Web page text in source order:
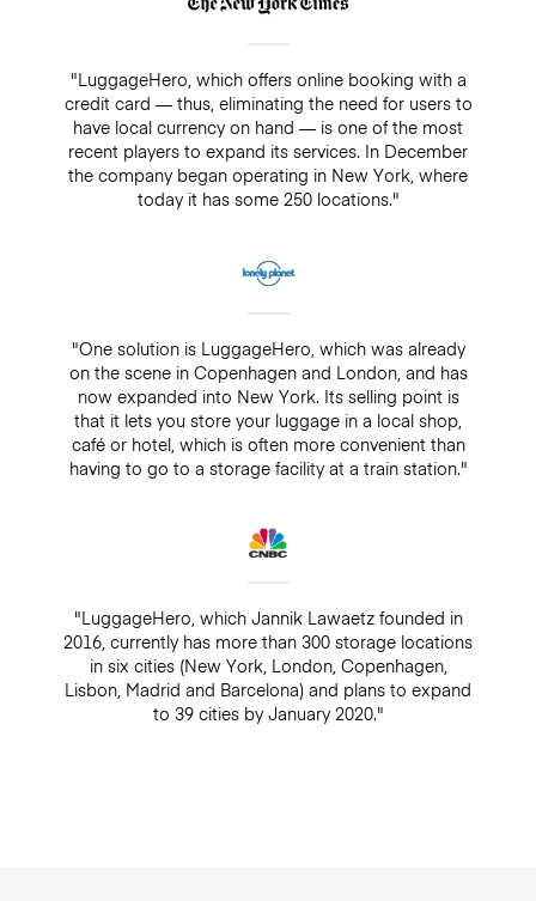
"LuggageHero, which offers online booking with a
credit card — thus, eliminating the need for users to
have local currency on hand — is one of the most
recent players to expand its services. In December
the company began operating in New York, where
today it has some 250 locations."
"One solution is LuggageHero, which was already
on the scene in Copenhagen and London, and has
now expanded into New York. Its selling point is
that it lets you store your luggage in a local shop,
café or hotel, which is often more convenient than
having to go to a storage facility at a train station."
"LuggageHero, which Jannik Lawaetz founded in
2016, currently has more than 300 storage locations
in six cities (New York, London, Copenhagen,
Lisbon, Madrid and Barcelona) and plans to expand
to 39 cities by January 2020."